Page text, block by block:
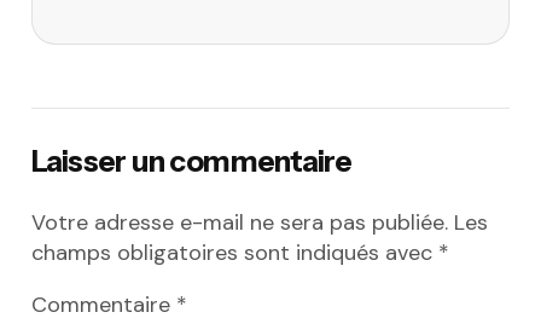
Laisser un commentaire
Votre adresse e-mail ne sera pas publiée. Les
champs obligatoires sont indiqués avec *
Commentaire *